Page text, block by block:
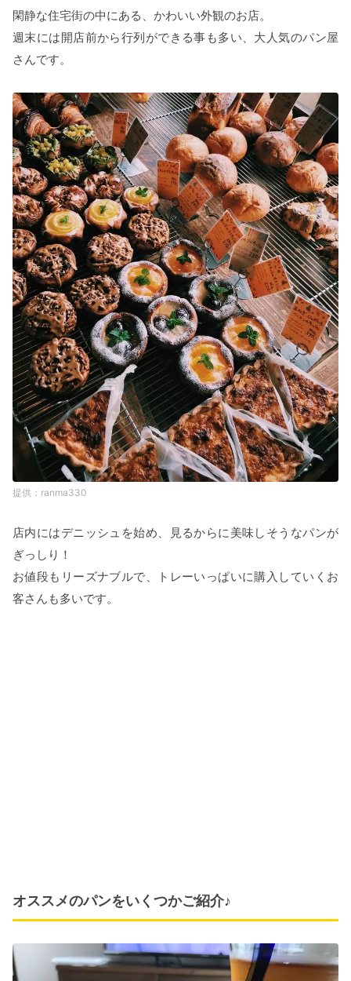
閑静な住宅街の中にある、かわいい外観のお店。
週末には開店前から行列ができる事も多い、大人気のパン屋
さんです。
ranma330
店内にはデニッシュを始め、見るからに美味しそうなパンが
ぎっしり！
お値段もリーズナブルで、トレーいっぱいに購入していくお
客さんも多いです。
オススメのパンをいくつかご紹介♪